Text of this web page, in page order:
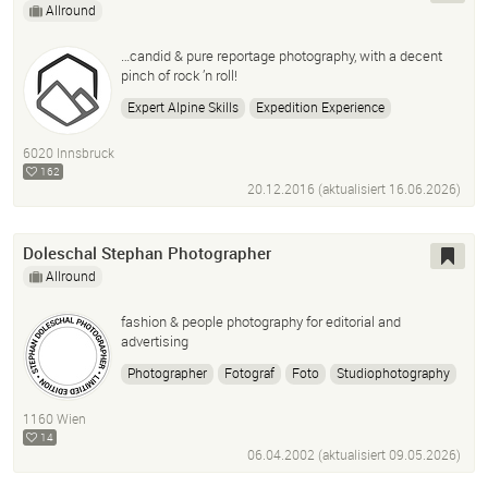
Allround
…candid & pure reportage photography, with a decent
pinch of rock ’n roll!
Expert Alpine Skills
Expedition Experience
Agency Experience
Editorial Experience
Cinematography
6020 Innsbruck
162
20.12.2016 (aktualisiert 16.06.2026)
Doleschal Stephan Photographer
Allround
fashion & people photography for editorial and
advertising
Photographer Fotograf Foto
Studiophotography
Profifotograf
1160 Wien
14
06.04.2002 (aktualisiert09.05.2026)